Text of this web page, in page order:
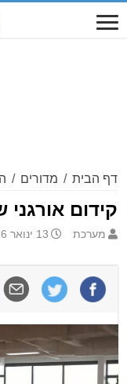
דף הבית / מדורים /
קידום
מערכת 13 ינואר 2026 18:45